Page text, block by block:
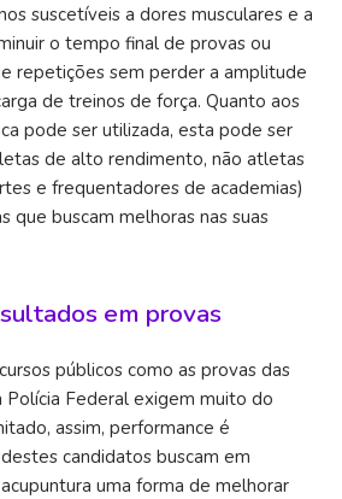
suscetíveis a dores musculares e a
o tempo final de provas ou
repetições sem perder a amplitude
de treinos de força. Quanto aos
pode ser utilizada, esta pode ser
de alto rendimento, não atletas
e frequentadores de academias)
que buscam melhoras nas suas
em provas
públicos como as provas das
Polícia Federal exigem muito do
assim, performance é
candidatos buscam em
uma forma de melhorar